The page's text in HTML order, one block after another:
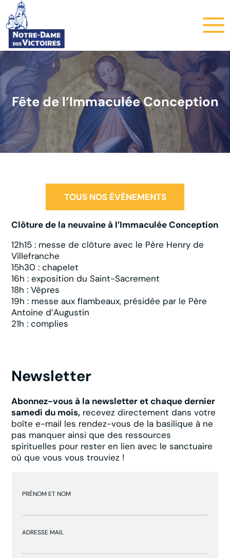
Fête de l’Immaculée Conception
TOUS NOS ÉVÉNEMENTS
Clôture de la neuvaine à l’Immaculée Conception
12h15 : messe de clôture avec le Père Henry de
Villefranche
15h30 : chapelet
16h : exposition du Saint-Sacrement
18h : Vêpres
19h : messe aux flambeaux, présidée par le Père
Antoine d’Augustin
21h : complies
Newsletter
Abonnez-vous à la newsletter et chaque dernier
samedi du mois, recevez directement dans votre
boîte e-mail les rendez-vous de la basilique à ne
pas manquer ainsi que des ressources
spirituelles pour rester en lien avec le sanctuaire
où que vous vous trouviez !
PRÉNOM ET NOM
ADRESSE MAIL